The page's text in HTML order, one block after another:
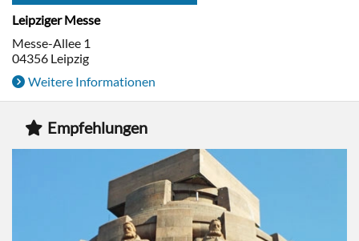
Leipziger Messe
Messe-Allee 1
04356 Leipzig
Weitere Informationen
Empfehlungen